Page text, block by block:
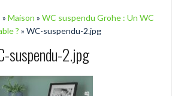
» Maison » WC suspendu Grohe : Un WC
? » WC-suspendu-2.jpg
suspendu-2.jpg